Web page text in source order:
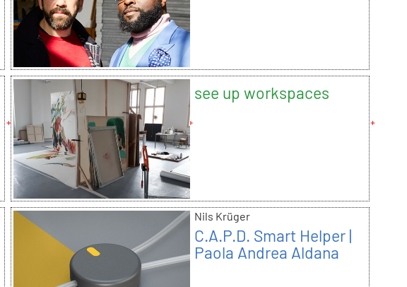
see up workspaces
Nils Krüger
C.A.P.D. Smart Helper |
Paola Andrea Aldana